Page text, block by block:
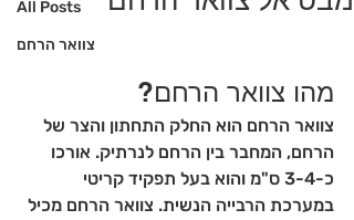
All Posts
צוואר הרחם
מהו צוואר הרחם?
צוואר הרחם הוא החלק התחתון והצר של
הרחם, המחבר בין הרחם לנרתיק. אורכו
כ-3-4 ס"מ והוא בעל תפקיד קריטי
במערכת הרבייה הנשית. צוואר הרחם מכיל